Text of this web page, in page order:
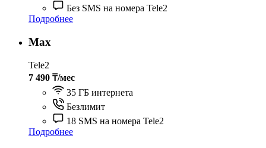
Без SMS на номера Tele2
Подробнее
Max
Tele2
7 490 ₸/мес
35 ГБ интернета
Безлимит
18 SMS на номера Tele2
Подробнее